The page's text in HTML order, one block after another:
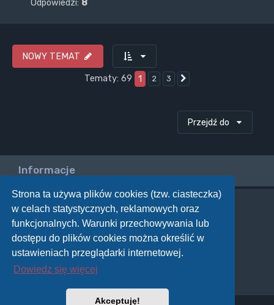
Strona ta używa plików cookies (tzw. ciasteczka)
w celach statystycznych, reklamowych oraz
funkcjonalnych. Warunki przechowywania lub
dostępu do plików cookies można określić w
ustawieniach przeglądarki internetowej.
Dowiedz się więcej
Akceptuję!
Odpowiedzi: 8
NOWY TEMAT
Tematy: 69
1 2 3
Przejdź do
Informacje
Twoje uprawnienia na tym forum
Nie możesztworzyć nowych tematów
Nie możeszodpowiadać w tematach
Nie możesz zmieniać swoich postów
Nie możesz
usuwać swoich postów
Nie możeszdodawać załączników